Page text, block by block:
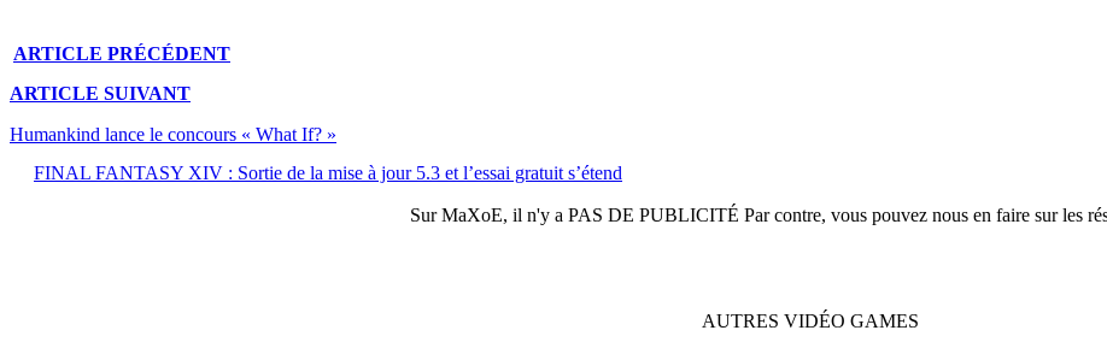
ARTICLE PRÉCÉDENT
ARTICLE SUIVANT
Humankind lance le concours « What If? »
FINAL FANTASY XIV : Sortie de la mise à jour 5.3 et l’essai gratuit s’étend
SurMaXoE, il n'y a PAS DE PUBLICITÉ Par contre, vous pouvez nous en faire sur les
AUTRES VIDÉO GAMES